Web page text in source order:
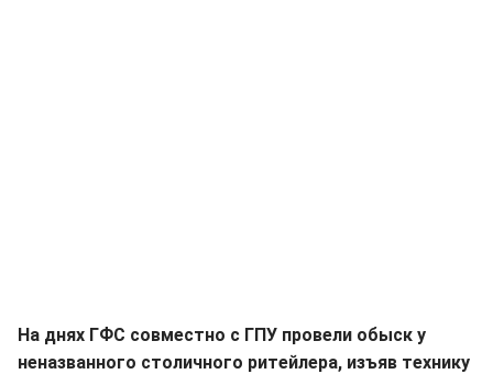
На днях ГФС совместно с ГПУ провели обыск у
неназванного столичного ритейлера, изъяв технику